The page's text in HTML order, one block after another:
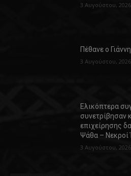
3 Αυγούστου, 2026
Πέθανε ο
3 Αυγούστου, 2026
Ελικόπτερα
συνετρίβησαν
επιχείρησης
Ψάθα – Νεκροί
3 Αυγούστου, 2026